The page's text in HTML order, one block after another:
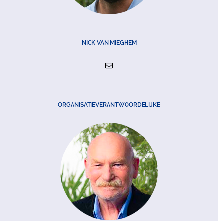
NICK VAN MIEGHEM
ORGANISATIEVERANTWOORDELIJKE